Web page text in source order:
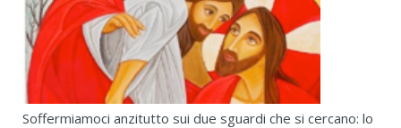
Soffermiamoci anzitutto sui due sguardi che si cercano: lo